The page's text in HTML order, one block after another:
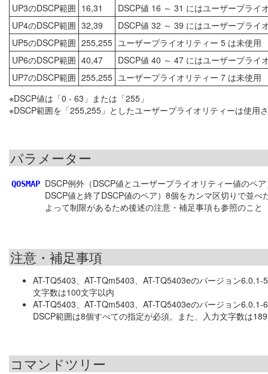
UP3のDSCP範囲 16,31
DSCP値 16 ～ 31 にはユーザープライ
UP4のDSCP範囲 32,39
DSCP値 32 ～ 39 にはユーザープライ
UP5のDSCP範囲 255,255 ユーザープライオリティー 5 は未使用
UP6のDSCP範囲 40,47
DSCP値 40 ～ 47 にはユーザープライ
UP7のDSCP範囲 255,255 ユーザープライオリティー 7 は未使用
※DSCP値は「0 - 63」または「255」
※DSCP範囲を「255,255」としたユーザープライオリティーは使用
パラメーター
QOSMAP DSCP例外（DSCP値とユーザープライオリティー値のペ
DSCP値と終了DSCP値のペア）8個をカンマ区切りで並
よって制限があるため後述の注意・補足事項も参照のこと
注意・補足事項
AT-TQ5403、AT-TQm5403、AT-TQ5403eのバージョン
文字数は100文字以内
AT-TQ5403、AT-TQm5403、AT-TQ5403eのバージョン
DSCP範囲は8個すべての指定が必須。また、入力文字数は
コマンドツリー